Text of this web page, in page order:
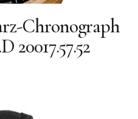
Chronograph
20017.57.52